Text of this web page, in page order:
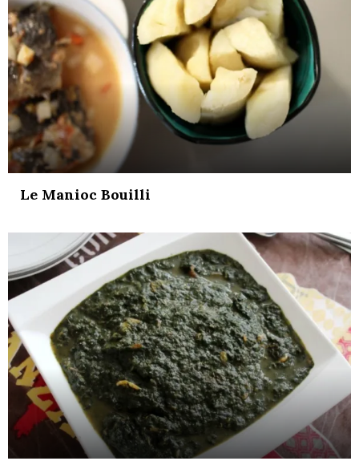
Le Manioc Bouilli